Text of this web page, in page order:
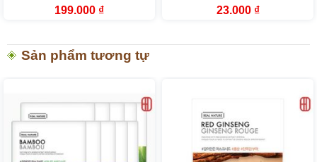
Shop
Giá
199.000 ₫Giá
199.000 ₫.
Giá
23.000 ₫Giá
23.000 ₫.
Sản phẩm tương tự